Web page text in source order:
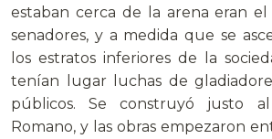
estaban cerca de la arena eran
senadores, y a medida que se
los estratos inferiores de la
tenían lugar luchas de
públicos. Se construyó justo
Romano, y las obras empezaron